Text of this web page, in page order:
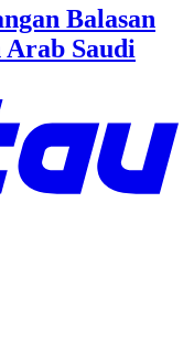
Balasan
Arab Saudi